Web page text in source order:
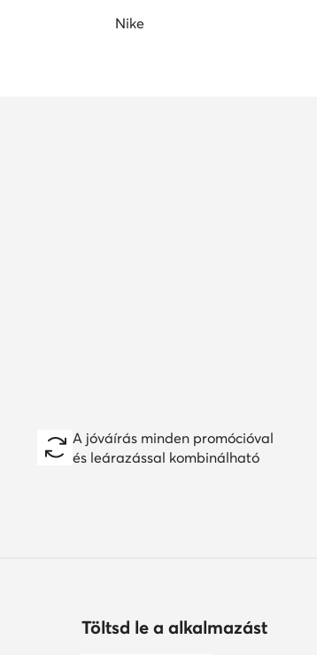
Nike
A jóváírás minden promócióval
és leárazással kombinálható
Töltsd le a alkalmazást